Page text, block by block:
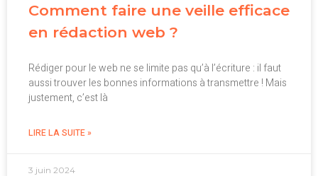
Comment faire une veille efficace
en rédaction web ?
Rédiger pour le web ne se limite pas qu’à l’écriture : il faut
aussi trouver les bonnes informations à transmettre ! Mais
justement, c’est là
LIRE LA SUITE »
3 juin 2024